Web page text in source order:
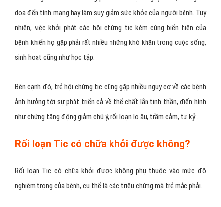
dọa đến tính mạng hay làm suy giảm sức khỏe của người bệnh. Tuy
nhiên, việc khởi phát các hội chứng tic kèm cùng biển hiện của
bệnh khiến họ gặp phải rất nhiều những khó khăn trong cuộc sống,
sinh hoạt cũng như học tập.
Bên cạnh đó, trẻ hội chứng tic cũng gặp nhiều nguy cơ về các bệnh
ảnh hưởng tới sự phát triển cả về thể chất lẫn tinh thần, điển hình
như chứng tăng động giảm chú ý, rối loạn lo âu, trầm cảm, tự kỷ…
Rối loạn Tic có chữa khỏi được không?
Rối loạn Tic có chữa khỏi được không phụ thuộc vào mức độ
nghiêm trọng của bệnh, cụ thể là các triệu chứng mà trẻ mắc phải.